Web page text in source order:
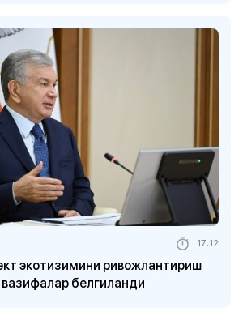
экотизимини ривожлантириш
белгиланди
17:12